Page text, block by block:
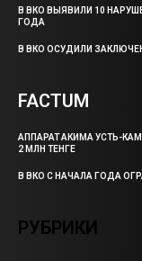
В ВКО ВЫЯВИЛИ 10
ГОДА
В ВКО ОСУДИЛИ
FACTUM
АППАРАТ АКИМА УСТЬ-
2 МЛН ТЕНГЕ
В ВКО С НАЧАЛА ГОДА
РУБРИКИ